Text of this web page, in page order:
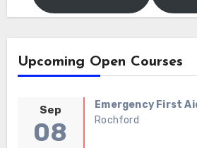
Upcoming Open Courses
Sep
08
Emergency First
Rochford